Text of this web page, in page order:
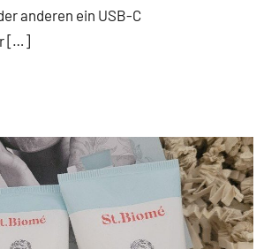
anderen ein USB-C
[…]